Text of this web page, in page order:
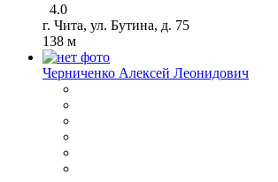
4.0
г. Чита, ул. Бутина, д. 75
138 м
Черниченко Алексей Леонидович